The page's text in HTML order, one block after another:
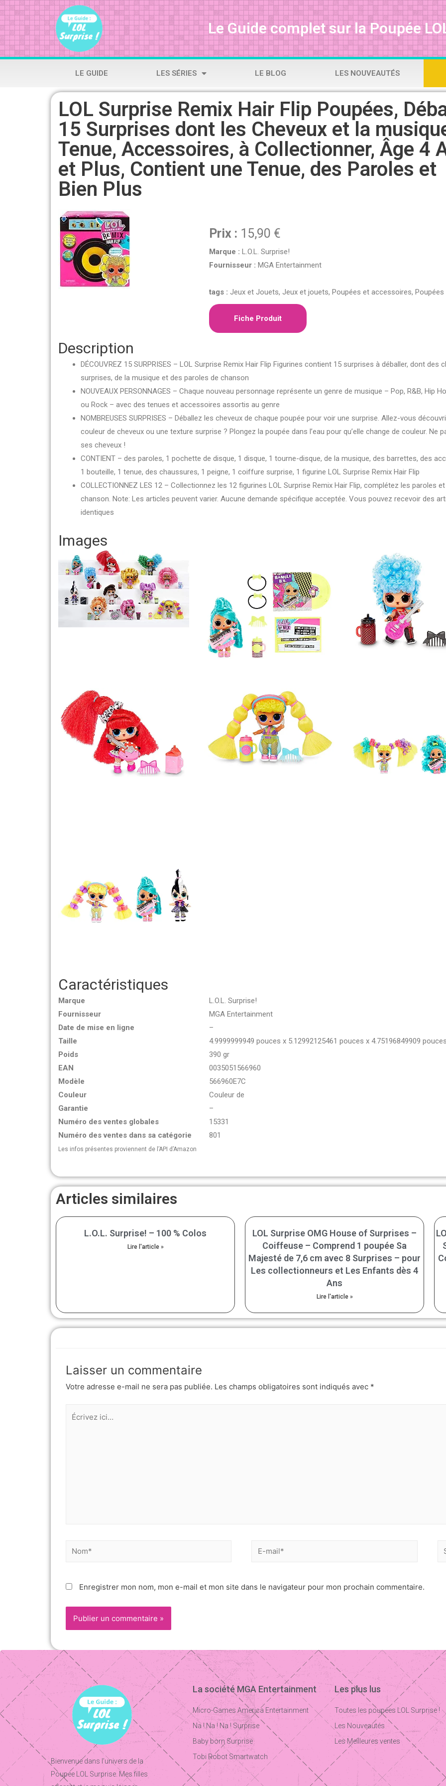
Le Guide complet sur la Poupée
LE GUIDE LES SÉRIES LE BLOG LES NOUVEAUTÉS
LOL Surprise Remix Hair Flip Poupées,
15 Surprises dont les Cheveux et la
Tenue, Accessoires, à Collectionner, Âge 4
et Plus, Contient une Tenue, des Paroles et
Bien Plus
Prix : 15,90 €
Marque : L.O.L. Surprise!
Fournisseur : MGA Entertainment
tags : Jeux et Jouets, Jeux et jouets, Poupées et accessoires, Poupées
Fiche Produit
Description
DÉCOUVREZ 15 SURPRISES – LOL Surprise Remix Hair Flip Figurines contient 15 surprises à déballer, dont des
surprises, de la musique et des paroles de chanson
NOUVEAUX PERSONNAGES – Chaque nouveau personnage représente un genre de musique – Pop, R&B, Hip
ou Rock – avec des tenues et accessoires assortis au genre
NOMBREUSES SURPRISES – Déballez les cheveux de chaque poupée pour voir une surprise. Allez-vous
couleur de cheveux ou une texture surprise ? Plongez la poupée dans l’eau pour qu’elle change de couleur. Ne
ses cheveux !
CONTIENT – des paroles, 1 pochette de disque, 1 disque, 1 tourne-disque, de la musique, des barrettes, des
1 bouteille, 1 tenue, des chaussures, 1 peigne, 1 coiffure surprise, 1 figurine LOL Surprise Remix Hair Flip
COLLECTIONNEZ LES 12 – Collectionnez les 12 figurines LOL Surprise Remix Hair Flip, complétez les paroles
chanson. Note: Les articles peuvent varier. Aucune demande spécifique acceptée. Vous pouvez recevoir des
identiques
Images
Caractéristiques
Marque
L.O.L. Surprise!
Fournisseur
MGA Entertainment
Date de mise en ligne
–
Taille
4.9999999949 pouces x 5.12992125461 pouces x 4.75196849909
Poids
390 gr
EAN
0035051566960
Modèle
566960E7C
Couleur
Couleur de
Garantie
–
Numéro des ventes globales
15331
Numéro des ventes dans sa catégorie
801
Les infos présentes proviennent de l’API d’Amazon
Articles similaires
L.O.L. Surprise! – 100 % Colos
Lire l'article »
LOL Surprise OMG House of Surprises –
Coiffeuse – Comprend 1 poupée Sa
Majesté de 7,6 cm avec 8 Surprises – pour
Les collectionneurs et Les Enfants dès 4
Ans
Lire l'article »
Laisser un commentaire
Votre adresse e-mail ne sera pas publiée. Les champs obligatoires sont indiqués avec *
Enregistrer mon nom, mon e-mail et mon site dans le navigateur pour mon prochain commentaire.
Bienvenue dans l’univers de la
Poupee LOL Surprise. Mes filles
La société MGA Entertainment
Micro-Games America Entertainment
Na ! Na ! Na ! Surprise
Baby born Surprise
Tobi Robot Smartwatch
Les plus lus
Toutes les poupées LOL Surprise !
Les Nouveautés
Les Meilleures ventes